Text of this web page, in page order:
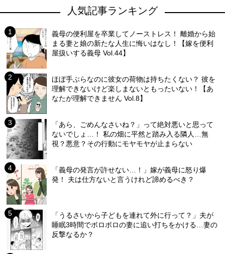
人気記事ランキング
義母の便利屋を卒業してノーストレス！ 離婚から始
まる妻と娘の新たな人生に悔いはなし！【嫁を便利
屋扱いする義母 Vol.44】
ほぼ手ぶらなのに彼女の荷物は持ちたくない？ 彼を
理解できないけど楽しまないともったいない！【あ
なたが理解できません Vol.8】
「あら、ごめんなさいね？」って絶対悪いと思って
ないでしょ…！ 私の畑に平然と踏み入る隣人…無
視？悪意？その行動にモヤモヤが止まらない
「義母の発言が許せない…！」嫁が義母に怒り爆
発！ 夫は仕方ないと言うけれど諦めるべき？
「うるさいから子どもを連れて外に行って？」夫が
睡眠3時間でボロボロの妻に追い打ちをかける…妻の
反撃なるか？